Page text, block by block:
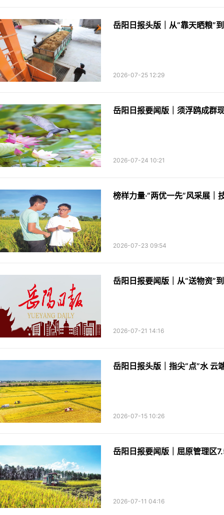
2026-07-25 12:29
岳阳日报要闻版｜须浮鸥成群
2026-07-24 10:21
2026-07-23 09:54
岳阳日报要闻版｜从“送物资”
2026-07-21 14:16
岳阳日报头版｜指尖“点”水
2026-07-15 10:26
岳阳日报要闻版｜屈原管理区
2026-07-11 04:16